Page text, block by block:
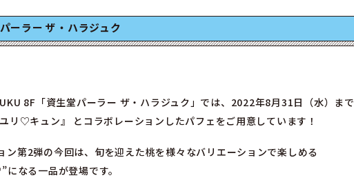
ーラー ザ・ハラジュク
8F「資生堂パーラー ザ・ハラジュク」では、2022年8月31日（水）まで
リ♡キュン』 とコラボレーションしたパフェをご用意しています！
ン第2弾の今回は、旬を迎えた桃を様々なバリエーションで楽しめる
なる一品が登場です。